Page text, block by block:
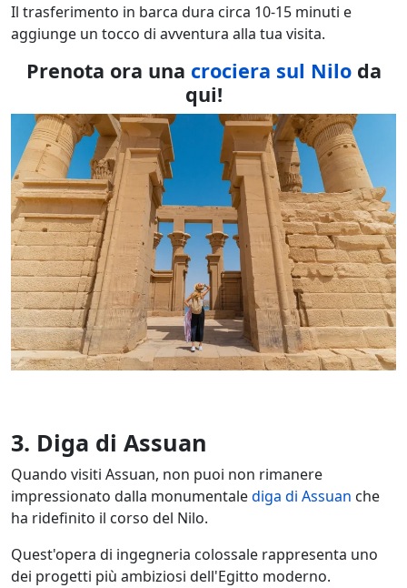
Il trasferimento in barca dura circa 10-15 minuti e
aggiunge un tocco di avventura alla tua visita.
Prenota ora una crociera sul Niloda
qui!
3. Diga di Assuan
Quando visiti Assuan, non puoi non rimanere
impressionato dalla monumentalediga di Assuan che
ha ridefinito il corso del Nilo.
Quest'opera di ingegneria colossale rappresenta uno
dei progetti più ambiziosi dell'Egitto moderno.